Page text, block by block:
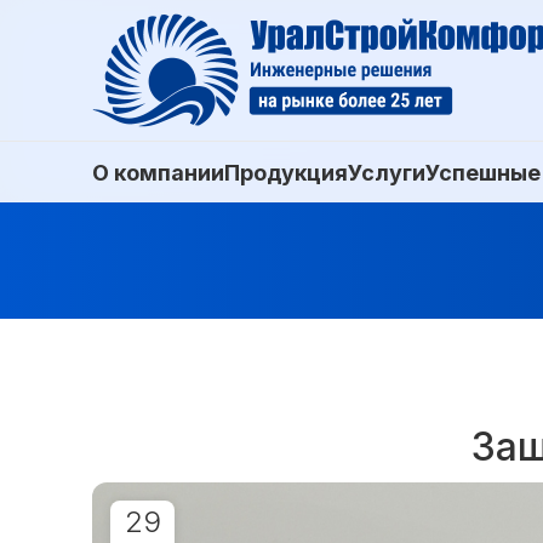
О компанииПродукцияУслугиУспешные
29